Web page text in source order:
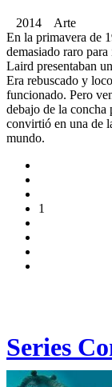
2014 Arte
En la primavera de
demasiado raro
Laird presentaban
Era rebuscado y
funcionado. Pero
debajo de la concha
convirtió en una de
mundo.
1
Series